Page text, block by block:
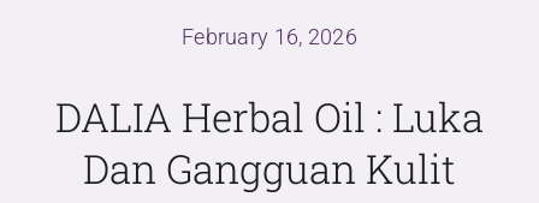
Griya Sehat Mahkotadewa
February 16, 2026
DALIA Herbal Oil : Luka
Dan Gangguan Kulit